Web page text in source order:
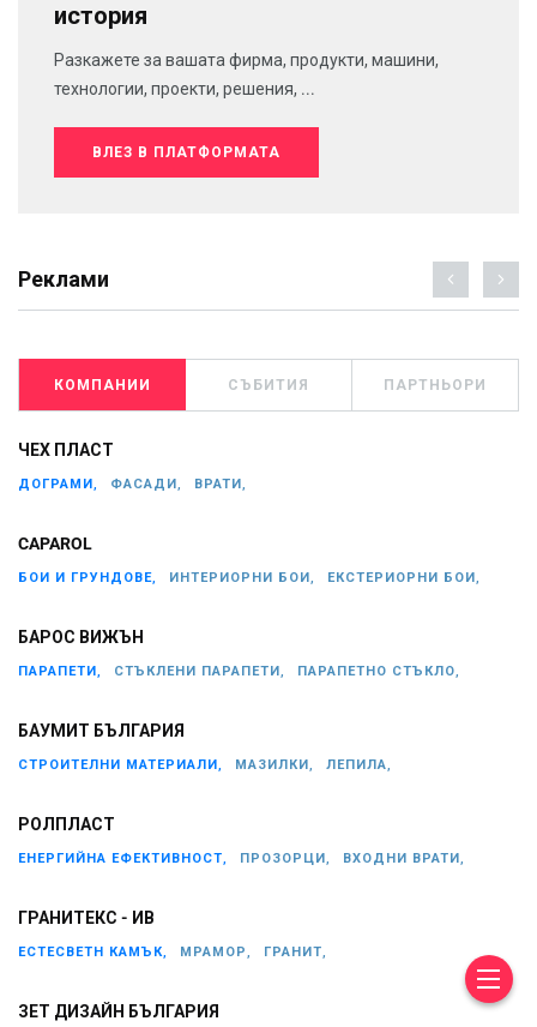
история
Разкажете за вашата фирма, продукти, машини,
технологии, проекти, решения, ...
ВЛЕЗ В ПЛАТФОРМАТА
Реклами
КОМПАНИИ СЪБИТИЯ ПАРТНЬОРИ
ЧЕХ ПЛАСТ
ДОГРАМИ, ФАСАДИ, ВРАТИ,
CAPAROL
БОИ И ГРУНДОВЕ, ИНТЕРИОРНИ БОИ, ЕКСТЕРИОРНИ БОИ,
БАРОС ВИЖЪН
ПАРАПЕТИ, СТЪКЛЕНИ ПАРАПЕТИ, ПАРАПЕТНО СТЪКЛО,
БАУМИТ БЪЛГАРИЯ
СТРОИТЕЛНИ МАТЕРИАЛИ, МАЗИЛКИ, ЛЕПИЛА,
РОЛПЛАСТ
ЕНЕРГИЙНА ЕФЕКТИВНОСТ, ПРОЗОРЦИ, ВХОДНИ ВРАТИ,
ГРАНИТЕКС - ИВ
ЕСТЕСВЕТН КАМЪК, МРАМОР, ГРАНИТ,
ЗЕТ ДИЗАЙН БЪЛГАРИЯ